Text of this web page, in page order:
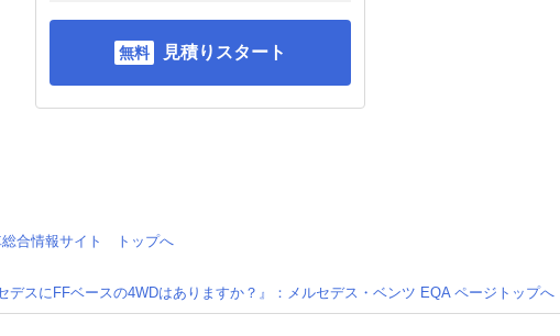
見積りスタート
総合情報サイト トップへ
デスにFFベースの4WDはありますか？』：メルセデス・ベンツ EQA ページトップへ